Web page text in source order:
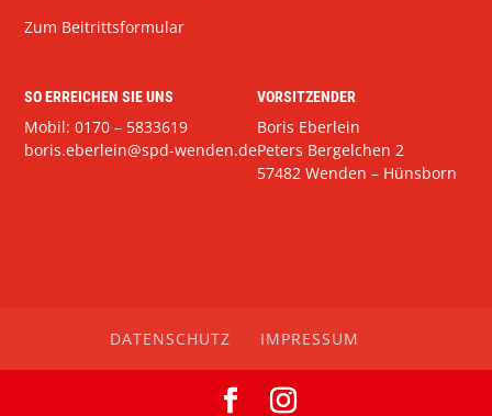
Zum Beitrittsformular
SO ERREICHEN SIE UNS
Mobil: 0170 – 5833619
boris.eberlein@spd-wenden.de
VORSITZENDER
Boris Eberlein
Peters Bergelchen 2
57482 Wenden – Hünsborn
DATENSCHUTZ IMPRESSUM